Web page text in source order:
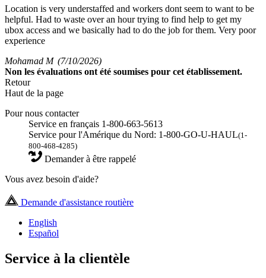
Location is very understaffed and workers dont seem to want to be
helpful. Had to waste over an hour trying to find help to get my
ubox access and we basically had to do the job for them. Very poor
experience
Mohamad M (7/10/2026)
Non les évaluations ont été soumises pour cet établissement.
Retour
Haut de la page
Pour nous contacter
Service en français 1-800-663-5613
Service pour l'Amérique du Nord: 1-800-GO-U-HAUL(1-
800-468-4285)
Demander à être rappelé
Vous avez besoin d'aide?
Demande d'assistance routière
English
Español
Service à la clientèle